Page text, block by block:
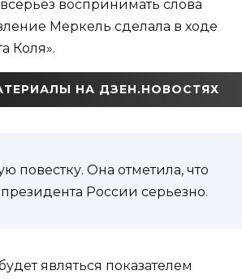
воспринимать слова
Меркель сделала в ходе
Коля».
НА ДЗЕН.НОВОСТЯХ
повестку. Она отметила, что
России серьезно.
являться показателем